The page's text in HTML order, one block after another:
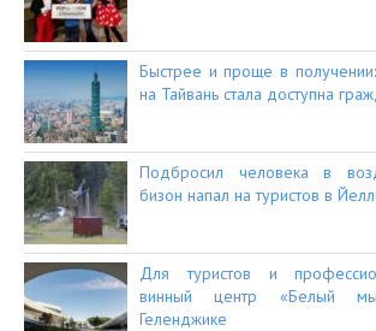
Быстрее и проще в получении:
на Тайвань стала доступна
Подбросил человека в
бизон напал на туристов в
Для туристов и
винный центр «Белый
Геленджике